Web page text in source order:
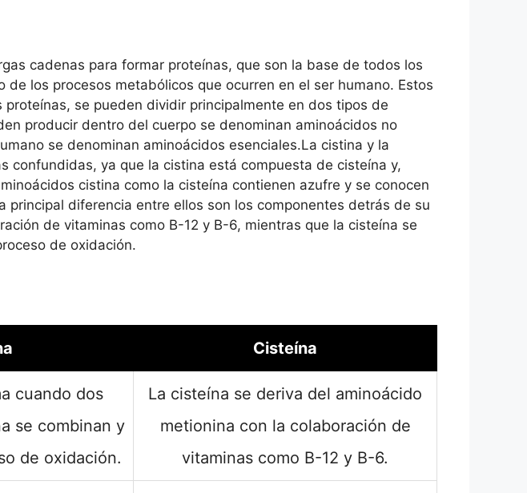
cadenas para formar proteínas, que son la base de todos los
los procesos metabólicos que ocurren en el ser humano. Estos
se pueden dividir principalmente en dos tipos de
producir dentro del cuerpo se denominan aminoácidos no
se denominan aminoácidos esenciales.La cistina y la
confundidas, ya que la cistina está compuesta de cisteína y,
cistina como la cisteína contienen azufre y se conocen
diferencia entre ellos son los componentes detrás de su
de vitaminas como B-12 y B-6, mientras que la cisteína se
de oxidación.
Cisteína
cuando dos
se combinan y
de oxidación.
La cisteína se deriva del aminoácido
metionina con la colaboración de
vitaminas como B-12 y B-6.